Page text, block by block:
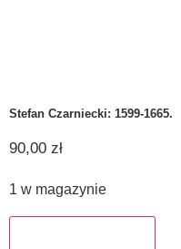
Stefan Czarniecki: 1599-1665.
90,00 zł
1 w magazynie